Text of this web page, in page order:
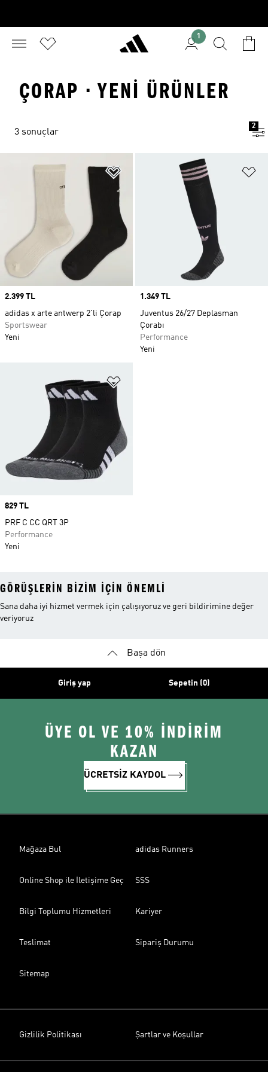
1
ÇORAP · YENI ÜRÜNLER
3 sonuçlar
2
Favori Listesine Ekle
Price
2.399 TL
adidas x arte antwerp 2'li Çorap
Sportswear
Yeni
Price
1.349 TL
Juventus 26/27 Deplasman
Çorabı
Performance
Yeni
Price
829 TL
PRF C CC QRT 3P
Performance
Yeni
GÖRÜŞLERIN BIZIM IÇIN ÖNEMLI
Sana daha iyi hizmet vermek için çalışıyoruz ve geri bildirimine değer
veriyoruz
Başa dön
Giriş yap Sepetin (0)
ÜYE OL VE 10% İNDİRİM
KAZAN
ÜCRETSİZ KAYDOL
Mağaza Bul adidas Runners
Online Shop ile İletişime Geç SSS
Bilgi Toplumu Hizmetleri Kariyer
Teslimat Sipariş Durumu
Sitemap
Gizlilik Politikası Şartlar ve Koşullar